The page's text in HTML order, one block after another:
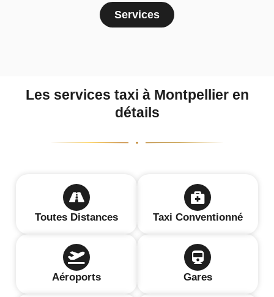
Services
Les services taxi à Montpellier en
détails
Toutes Distances Taxi Conventionné
Aéroports Gares